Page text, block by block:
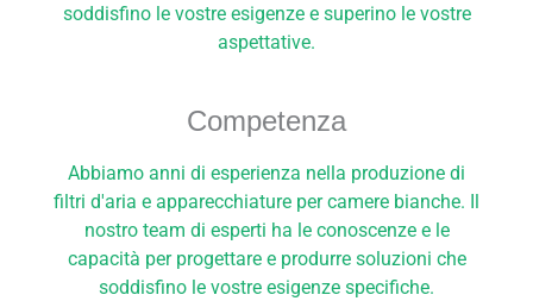
soddisfino le vostre esigenze e superino le vostre
aspettative.
Competenza
Abbiamo anni di esperienza nella produzione di
filtri d'aria e apparecchiature per camere bianche. Il
nostro team di esperti ha le conoscenze e le
capacità per progettare e produrre soluzioni che
soddisfino le vostre esigenze specifiche.